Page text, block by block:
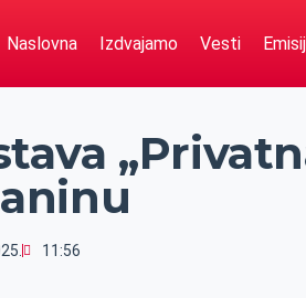
Naslovna Izdvajamo Vesti
11:56